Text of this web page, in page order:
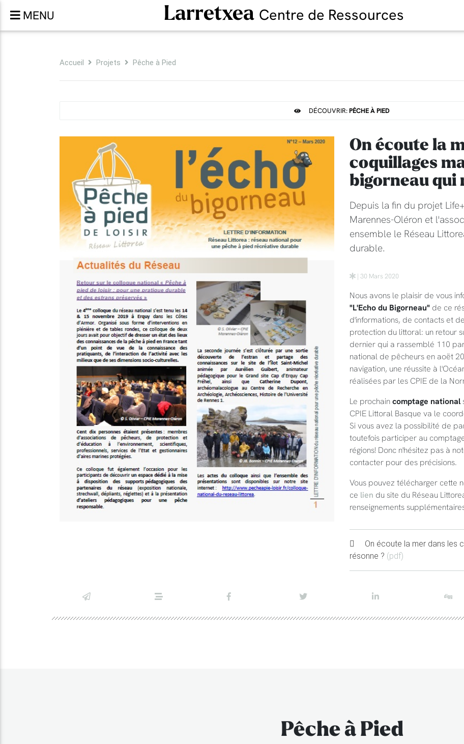
MENU Larretxea Centre de Ressources
Accueil Projets Pêche à Pied
DÉCOUVRIR:PÊCHE À PIED
On écoute la
coquillages
bigorneau qui
Depuis la fin du projet
Marennes-Oléron et
ensemble le Réseau
durable.
| 30 Mars 2020
Nous avons le plaisir de vous
"L'Echo du Bigorneau" de ce
d'informations, de contacts et
protection du littoral: un retour
dernier qui a rassemblé 110
national de pêcheurs en aoët
navigation, une réussite à
réalisées par les CPIE de la
Le prochain comptage national
CPIE Littoral Basque va le
Si vous avez la possibilité de
toutefois participer au
régions! Donc n'hésitez pas à
contacter pour des précisions.
Vous pouvez télécharger cette
ce lien du site du Réseau
renseignements
On écoute la mer dans les
résonne ? (pdf)
Pêche à Pied